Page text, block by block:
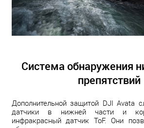
Система обнаружения
препятствий
Дополнительной защитой DJI Avata
датчики в нижней части и
инфракрасный датчик ToF. Они